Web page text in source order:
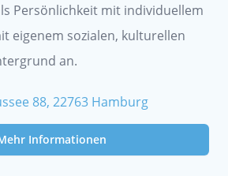
Persönlichkeit mit individuellem
eigenem sozialen, kulturellen
an.
88, 22763 Hamburg
Informationen